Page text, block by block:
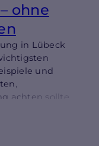
ohne
in Lübeck
und
achten sollten